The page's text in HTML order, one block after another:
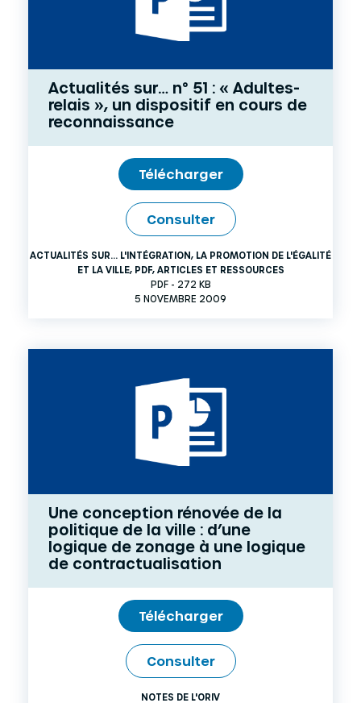
Actualités sur… n° 51 : « Adultes-
relais », un dispositif en cours de
reconnaissance
Télécharger
Consulter
ACTUALITÉS SUR... L'INTÉGRATION, LA PROMOTION DE L'ÉGALITÉ
ET LA VILLE, PDF, ARTICLES ET RESSOURCES
PDF - 272 KB
5 NOVEMBRE 2009
Une conception rénovée de la
politique de la ville : d’une
logique de zonage à une logique
de contractualisation
Télécharger
Consulter
NOTES DE L'ORIV